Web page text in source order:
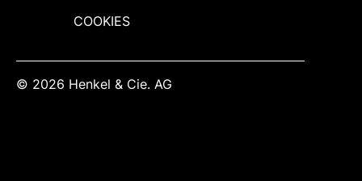
COOKIES
© 2026 Henkel & Cie. AG